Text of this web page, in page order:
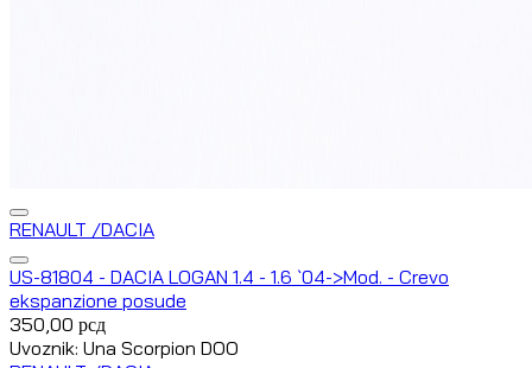
RENAULT /DACIA
US-81804 - DACIA LOGAN 1.4 - 1.6 `04->Mod. - Crevo
ekspanzione posude
350,00 рсд
Uvoznik: Una Scorpion DOO